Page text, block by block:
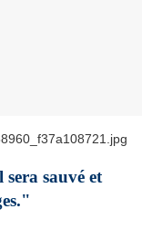
sauvé et